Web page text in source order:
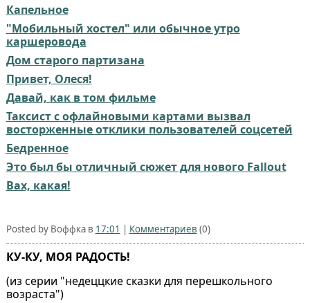
Капельное
"Мобильный хостел" или обычное утро
каршеровода
Дом старого партизана
Привет, Олеся!
Давай, как в том фильме
Таксист с офлайновыми картами вызвал
восторженные отклики пользователей соцсетей
Бедренное
Это был бы отличный сюжет для нового Fallout
Вах, какая!
Posted by Воффка в 17:01 | Комментариев (0)
КУ-КУ, МОЯ РАДОСТЬ!
(из серии "недеццкие сказки для перешкольного
возраста")